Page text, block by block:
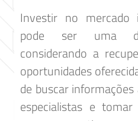
Investir no mercado
pode ser uma
considerando a
oportunidades
de buscar
especialistas e